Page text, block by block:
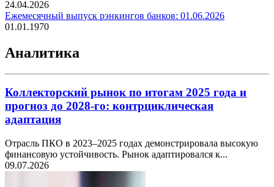
24.04.2026
Ежемесячный выпуск рэнкингов банков: 01.06.2026
01.01.1970
Аналитика
Коллекторский рынок по итогам 2025 года и
прогноз до 2028-го: контрциклическая
адаптация
Отрасль ПКО в 2023–2025 годах демонстрировала высокую
финансовую устойчивость. Рынок адаптировался к...
09.07.2026